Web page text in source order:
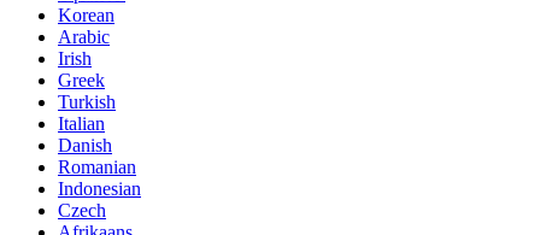
Korean
Arabic
Irish
Greek
Turkish
Italian
Danish
Romanian
Indonesian
Czech